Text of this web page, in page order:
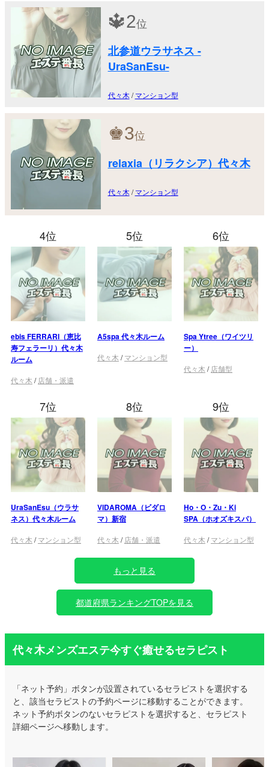
🔱2位
北参道ウラサネス -
UraSanEsu-
代々木/マンション型
♚3位
relaxia（リラクシア）代々木
代々木 /マンション型
4位
ebis FERRARI（恵比
寿フェラーリ）代々木
ルーム
代々木 / 店舗・派遣
5位
A5spa 代々木ルーム
代々木 /マンション型
6位
Spa Ytree（ワイツリ
ー）
代々木 / 店舗型
7位
UraSanEsu（ウラサ
ネス）代々木ルーム
代々木 /マンション型
8位
VIDAROMA（ビダロ
マ）新宿
代々木 / 店舗・派遣
9位
Ho・O・Zu・Ki
SPA（ホオズキスパ）
代々木 /マンション型
もっと見る
都道府県ランキングTOPを見る
代々木メンズエステ今すぐ癒せるセラピスト
「ネット予約」ボタンが設置されているセラピストを選択する
と、該当セラピストの予約ページに移動することができます。
ネット予約ボタンのないセラピストを選択すると、セラピスト
詳細ページへ移動します。